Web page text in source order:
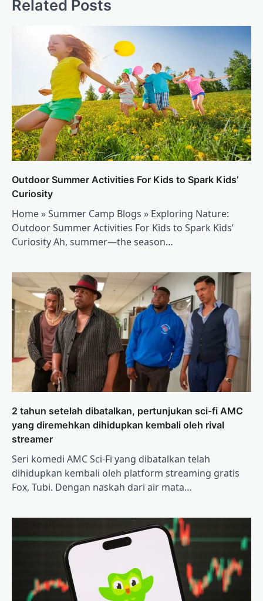
Related Posts
Outdoor Summer Activities For Kids to Spark Kids’
Curiosity
Home » Summer Camp Blogs » Exploring Nature:
Outdoor Summer Activities For Kids to Spark Kids’
Curiosity Ah, summer—the season…
2 tahun setelah dibatalkan, pertunjukan sci-fi AMC
yang diremehkan dihidupkan kembali oleh rival
streamer
Seri komedi AMC Sci-Fi yang dibatalkan telah
dihidupkan kembali oleh platform streaming gratis
Fox, Tubi. Dengan naskah dari air mata…